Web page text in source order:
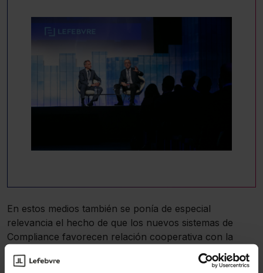
En estos medios también se ponía de especial
relevancia el hecho de que los nuevos sistemas de
Compliance favorecen relación cooperativa con la
AEAT y minimizan o reduce la confrontación con la
Administración Tributaria española. En suma, la